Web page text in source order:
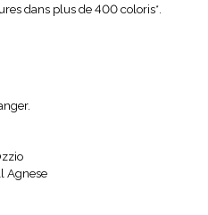
dans plus de 400 coloris*.
Agnese